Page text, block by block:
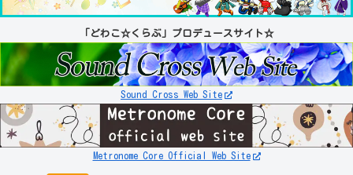
「どわこ☆くらぶ」プロデュースサイト☆
Sound Cross Web Site
Metronome Core Official Web Site